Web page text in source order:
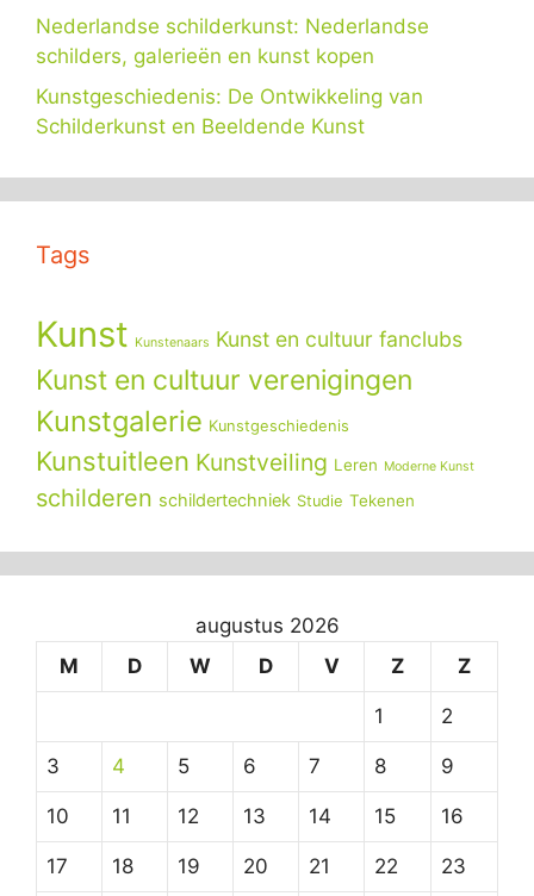
Nederlandse schilderkunst: Nederlandse
schilders, galerieën en kunst kopen
Kunstgeschiedenis: De Ontwikkeling van
Schilderkunst en Beeldende Kunst
Tags
Kunst Kunstenaars Kunst en cultuur fanclubs
Kunst en cultuur verenigingen
Kunstgalerie Kunstgeschiedenis
Kunstuitleen Kunstveiling Leren Moderne Kunst
schilderen schildertechniek Studie Tekenen
augustus 2026
M
D W D V Z Z
1 2
3 4 5 6 7 8 9
10 11 12 13 14 15 16
17 18 19 20 21 22 23